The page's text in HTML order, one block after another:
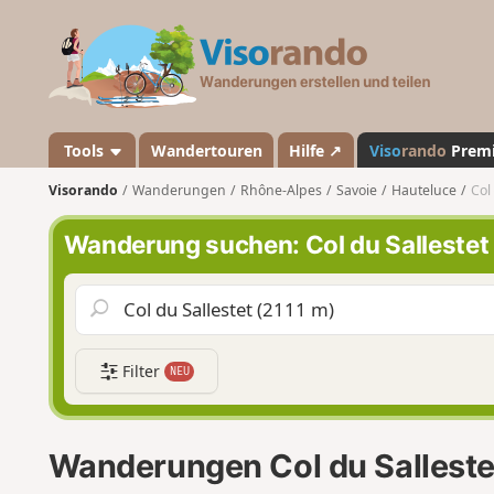
a
n
d
o
Tools Wandertouren Hilfe ↗ Visorando
Visorando Wanderungen Rhône-Alpes Savoie Hauteluce
Wanderung suchen: Col du Sallestet
Filter NEU
Wanderungen Col du